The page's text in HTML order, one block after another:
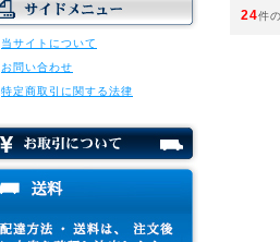
当サイトについて
お問い合わせ
特定商取引に関する法律
24件